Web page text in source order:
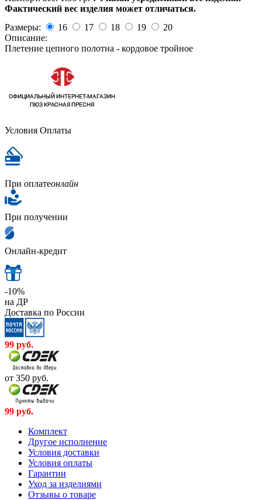
Фактический вес изделия может отличаться.
Размеры:
16 17 18 19
20
Описание:
Плетение цепного полотна - кордовое тройное
Условия Оплаты
При оплатеонлайн
При получении
Онлайн-кредит
-10%
на ДР
Доставка по России
99 руб.
от 350 руб.
99 руб.
Комплект
Другое исполнение
Условия доставки
Условия оплаты
Гарантии
Уход за изделиями
Отзывы о товаре